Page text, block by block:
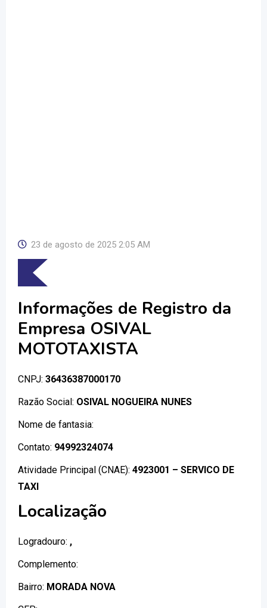
23 de agosto de 2025 2:05 AM
Informações de Registro da
Empresa OSIVAL
MOTOTAXISTA
CNPJ: 36436387000170
Razão Social: OSIVAL NOGUEIRA NUNES
Nome de fantasia:
Contato: 94992324074
Atividade Principal (CNAE): 4923001 – SERVICO DE
TAXI
Localização
Logradouro: ,
Complemento:
Bairro: MORADA NOVA